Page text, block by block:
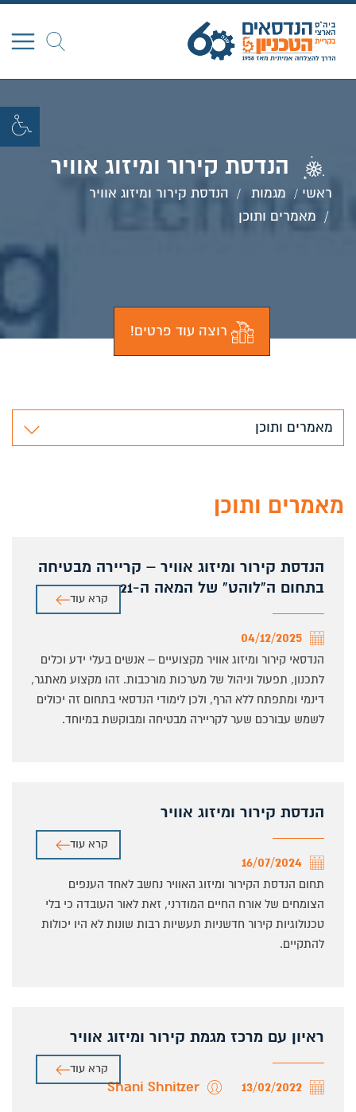
חפש
הנדסת קירור ומיזוג אוויר
ראשי מגמות
הנדסת קירור ומיזוג אוויר
מאמרים ותוכן
רוצה עוד פרטים!
מאמרים ותוכן
מאמרים ותוכן
הנדסת קירור ומיזוג אוויר – קריירה מבטיחה
בתחום ה"לוהט" של המאה ה-21
04/12/2025
הנדסאי קירור ומיזוג אוויר מקצועיים – אנשים בעלי ידע וכלים
לתכנון, תפעול וניהול של מערכות מורכבות. זהו מקצוע מאתגר,
דינמי ומתפתח ללא הרף, ולכן לימודי הנדסאי בתחום זה יכולים
לשמש עבורכם שער לקריירה מבטיחה ומבוקשת במיוחד.
קרא עוד
הנדסת קירור ומיזוג אוויר
16/07/2024
תחום הנדסת הקירור ומיזוג האוויר נחשב לאחד הענפים
הצומחים של אורח החיים המודרני, זאת לאור העובדה כי בלי
טכנולוגיות קירור חדשניות תעשיות רבות שונות לא היו יכולות
להתקיים.
קרא עוד
ראיון עם מרכז מגמת קירור ומיזוג אוויר
13/02/2022
Shani Shnitzer
קרא עוד